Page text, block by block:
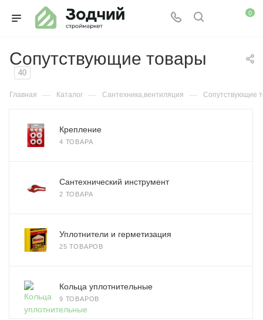
0
Сопутствующие товары
40
Главная — Каталог — Сантехника,вентиляция — Сопутствующие
Крепление
4 ТОВАРА
Сантехнический инструмент
2 ТОВАРА
Уплотнители и герметизация
25 ТОВАРОВ
Кольца уплотнительные
9 ТОВАРОВ